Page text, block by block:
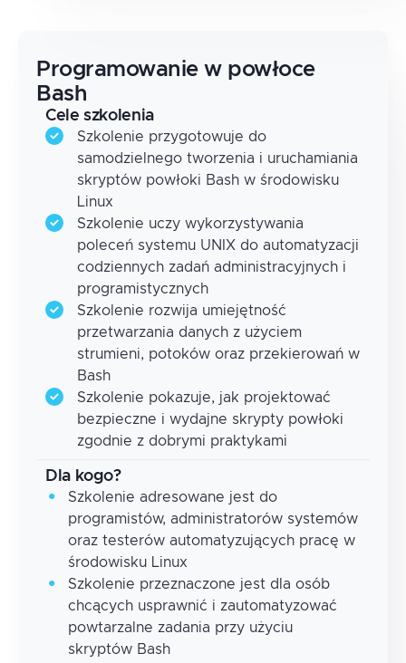
Programowanie w powłoce
Bash
Cele szkolenia
Szkolenie przygotowuje do
samodzielnego tworzenia i uruchamiania
skryptów powłoki Bash w środowisku
Linux
Szkolenie uczy wykorzystywania
poleceń systemu UNIX do automatyzacji
codziennych zadań administracyjnych i
programistycznych
Szkolenie rozwija umiejętność
przetwarzania danych z użyciem
strumieni, potoków oraz przekierowań w
Bash
Szkolenie pokazuje, jak projektować
bezpieczne i wydajne skrypty powłoki
zgodnie z dobrymi praktykami
Dla kogo?
Szkolenie adresowane jest do
programistów, administratorów systemów
oraz testerów automatyzujących pracę w
środowisku Linux
Szkolenie przeznaczone jest dla osób
chcących usprawnić i zautomatyzować
powtarzalne zadania przy użyciu
skryptów Bash